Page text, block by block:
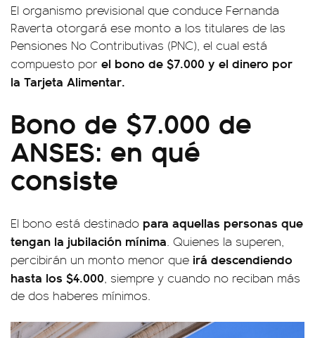
El organismo previsional que conduce Fernanda
Raverta otorgará ese monto a los titulares de las
Pensiones No Contributivas (PNC), el cual está
compuesto por el bono de $7.000 y el dinero por
la Tarjeta Alimentar.
Bono de $7.000 de
ANSES: en qué
consiste
El bono está destinado para aquellas personas que
tengan la jubilación mínima. Quienes la superen,
percibirán un monto menor que irá descendiendo
hasta los $4.000, siempre y cuando no reciban más
de dos haberes mínimos.